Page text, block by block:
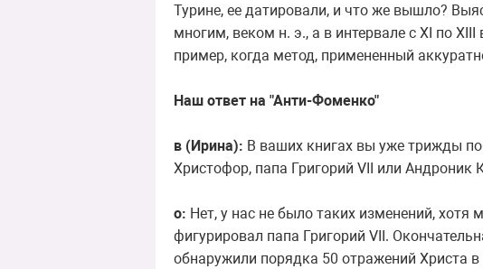
Турине, ее датировали, и что же вышло?
многим, веком н. э., а в интервале с XI по
пример, когда метод, примененный
Наш ответ на "Анти-Фоменко"
в (Ирина): В ваших книгах вы уже трижды
Христофор, папа Григорий VII или Андроник
о: Нет, у нас не было таких изменений,
фигурировал папа Григорий VII.
обнаружили порядка 50 отражений Христа